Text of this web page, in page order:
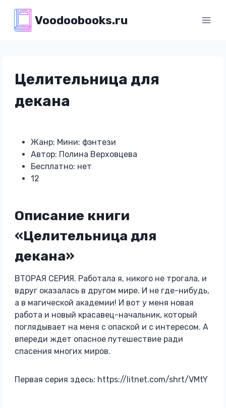
содержимому
Voodoobooks.ru
Целительница для
декана
Жанр: Мини: фэнтези
Автор: Полина Верховцева
Бесплатно: нет
12
Описание книги
«Целительница для
декана»
ВТОРАЯ СЕРИЯ. Работала я, никого не трогала, и
вдруг оказалась в другом мире. И не где-нибудь,
а в магической академии! И вот у меня новая
работа и новый красавец-начальник, который
поглядывает на меня с опаской и с интересом. А
впереди ждет опасное путешествие ради
спасения многих миров.
Первая серия здесь: https://litnet.com/shrt/VMtY